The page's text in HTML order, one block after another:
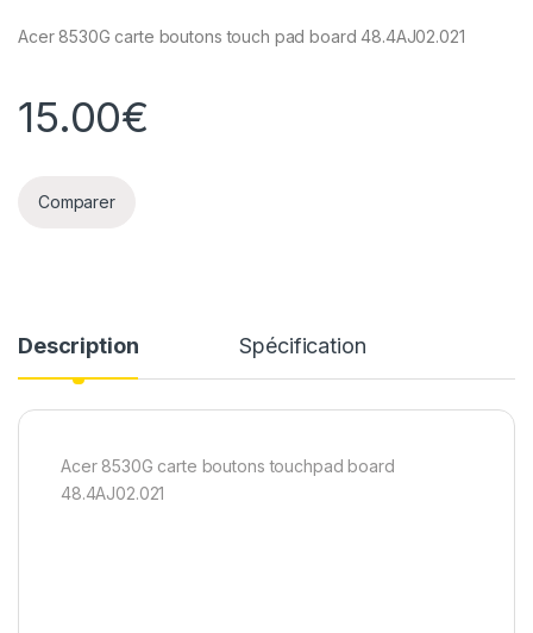
Acer 8530G carte boutons touch pad board 48.4AJ02.021
15.00€
Comparer
Description Spécification
Acer 8530G carte boutons touchpad board
48.4AJ02.021